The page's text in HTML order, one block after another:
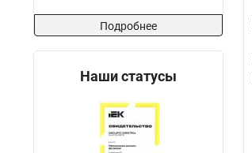
Подробнее
Наши статусы